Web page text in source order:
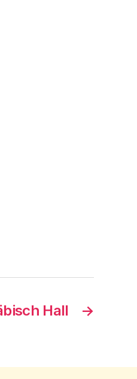
→
Hall